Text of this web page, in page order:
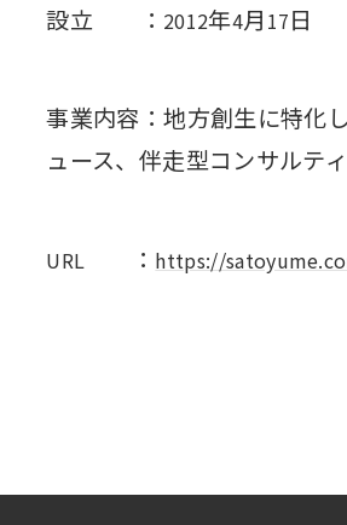
設立 ： 2012年4月 17日
事業内容：地方創生に特化
ュース、伴走型コンサルテ
URL ： https://